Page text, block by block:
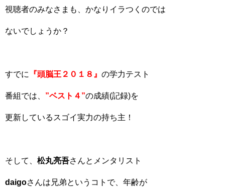
視聴者のみなさまも、かなりイラつくのでは
ないでしょうか？
すでに 『頭脳王２０１８』 の学力テスト
番組では、 ”ベスト４”の成績(記録)を
更新しているスゴイ実力の持ち主！
そして、 松丸亮吾さんとメンタリスト
daigoさんは兄弟というコトで、年齢が